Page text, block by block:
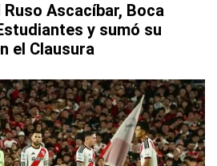
Ascacíbar, Boca
y sumó su
el Clausura